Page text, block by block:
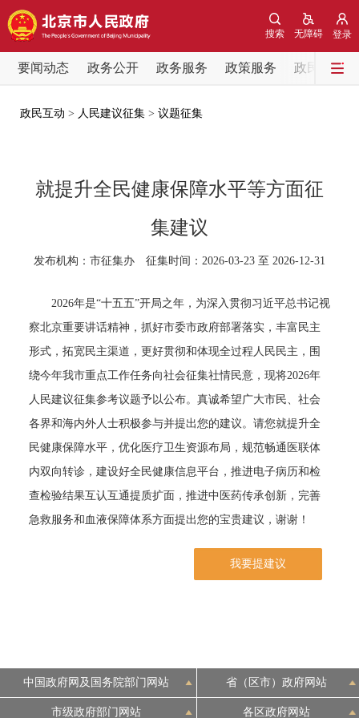
登录
无障碍
搜索
要闻动态 政务公开 政务服务 政策服务 政民互动
要闻动态
各区热点
政策兑现 政策解读 回应关切
决策公开 专题公开
政务服务
个人服务 法人服务 部门服务
便民服务 利企服务 投资项目
参与调查 在线访谈 图说互动
政民互动 > 人民建议征集 > 议题征集
就提升全民健康保障水平等方面征
集建议
发布机构：市征集办 征集时间：2026-03-23 至 2026-12-31
2026年是“十五五”开局之年，为深入贯彻习近平总书记视
察北京重要讲话精神，抓好市委市政府部署落实，丰富民主
形式，拓宽民主渠道，更好贯彻和体现全过程人民民主，围
绕今年我市重点工作任务向社会征集社情民意，现将2026年
人民建议征集参考议题予以公布。真诚希望广大市民、社会
各界和海内外人士积极参与并提出您的建议。请您就提升全
民健康保障水平，优化医疗卫生资源布局，规范畅通医联体
内双向转诊，建设好全民健康信息平台，推进电子病历和检
查检验结果互认互通提质扩面，推进中医药传承创新，完善
急救服务和血液保障体系方面提出您的宝贵建议，谢谢！
我要提建议
中国政府网及国务院部门网站 省（区市）政府网站
市级政府部门网站 各区政府网站